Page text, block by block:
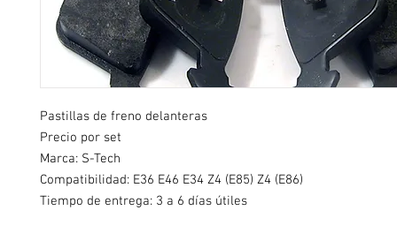
Pastillas de freno delanteras
Precio por set
Marca: S-Tech
Compatibilidad: E36 E46 E34 Z4 (E85) Z4 (E86)
Tiempo de entrega: 3 a 6 días útiles